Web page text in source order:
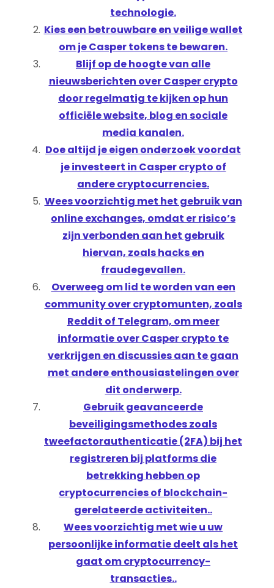
technologie.
Kies een betrouwbare en veilige wallet
om je Casper tokens te bewaren.
Blijf op de hoogte van alle
nieuwsberichten over Casper crypto
door regelmatig te kijken op hun
officiële website, blog en sociale
media kanalen.
Doe altijd je eigen onderzoek voordat
je investeert in Casper crypto of
andere cryptocurrencies.
Wees voorzichtig met het gebruik van
online exchanges, omdat er risico’s
zijn verbonden aan het gebruik
hiervan, zoals hacks en
fraudegevallen.
Overweeg om lid te worden van een
community over cryptomunten, zoals
Reddit of Telegram, om meer
informatie over Casper crypto te
verkrijgen en discussies aan te gaan
met andere enthousiastelingen over
dit onderwerp.
Gebruik geavanceerde
beveiligingsmethodes zoals
tweefactorauthenticatie (2FA) bij het
registreren bij platforms die
betrekking hebben op
cryptocurrencies of blockchain-
gerelateerde activiteiten..
Wees voorzichtig met wie u uw
persoonlijke informatie deelt als het
gaat om cryptocurrency-
transacties..